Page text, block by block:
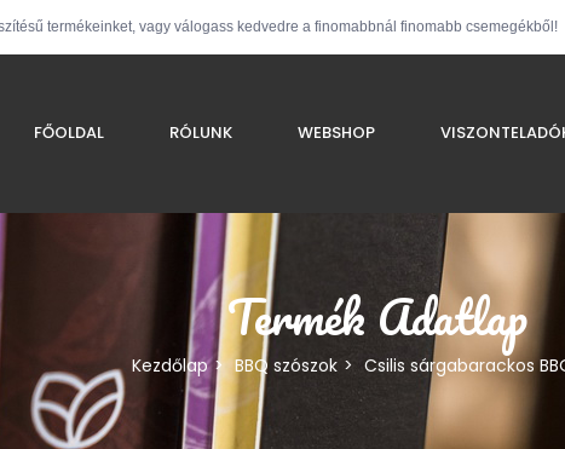
termékeinket, vagy válogass kedvedre a finomabbnál finomabb csemegékből!
FŐOLDAL RÓLUNK WEBSHOP
Termék Adatlap
Kezdőlap BBQ szószok Csilis sárgabarackos